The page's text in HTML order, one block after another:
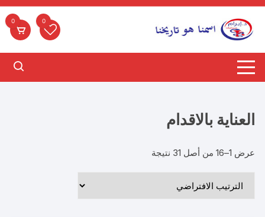
التجاوز
المحتوى
0
0
العناية بالاقدام
عرض 1–16 من أصل 31 نتيجة